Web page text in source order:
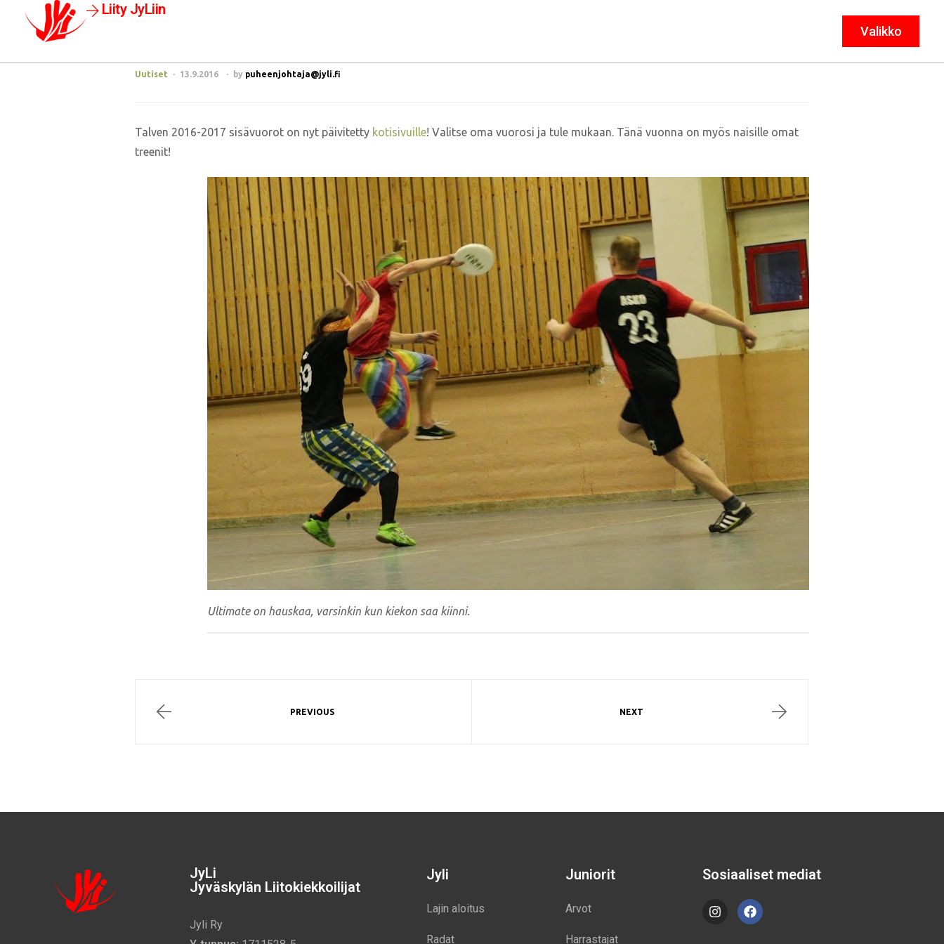
Liity JyLiin
Valikko
Sulje
Uutiset 13.9.2016 by puheenjohtaja@jyli.fi
Talven 2016-2017 sisävuorot on nyt päivitetty kotisivuille! Valitse oma vuorosi ja tule mukaan. Tänä vuonna on myös naisille omat
treenit!
Ultimate on hauskaa, varsinkin kun kiekon saa kiinni.
PREVIOUS NEXT
JyLi
Jyväskylän Liitokiekkoilijat
Jyli Ry
Jyli
Lajin aloitus
Radat
Juniorit
Arvot
Harrastajat
Sosiaaliset mediat